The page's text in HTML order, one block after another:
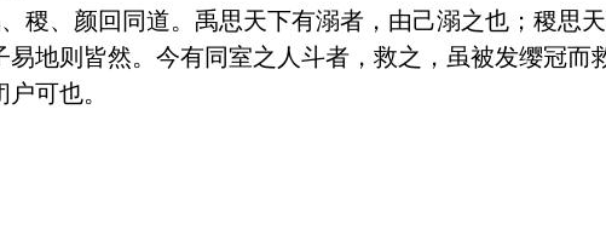
稷、颜回同道。禹思天下有溺者，由己溺之也；稷思
易地则皆然。今有同室之人斗者，救之，虽被发缨冠而